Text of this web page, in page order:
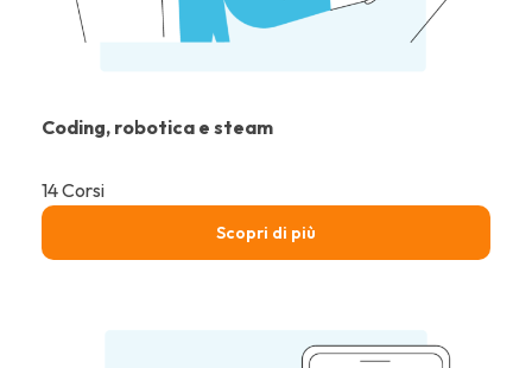
Coding, robotica e steam
14 Corsi
Scopri di più